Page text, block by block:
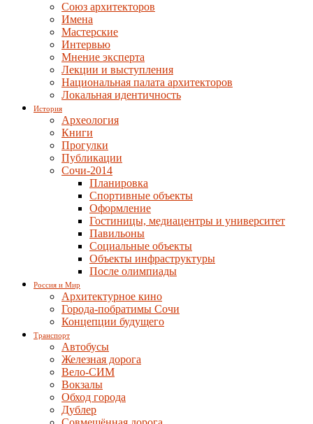
Союз архитекторов
Имена
Мастерские
Интервью
Мнение эксперта
Лекции и выступления
Национальная палата архитекторов
Локальная идентичность
История
Археология
Книги
Прогулки
Публикации
Сочи-2014
Планировка
Спортивные объекты
Оформление
Гостиницы, медиацентры и университет
Павильоны
Социальные объекты
Объекты инфраструктуры
После олимпиады
Россия и Мир
Архитектурное кино
Города-побратимы Сочи
Концепции будущего
Транспорт
Автобусы
Железная дорога
Вело-СИМ
Вокзалы
Обход города
Дублер